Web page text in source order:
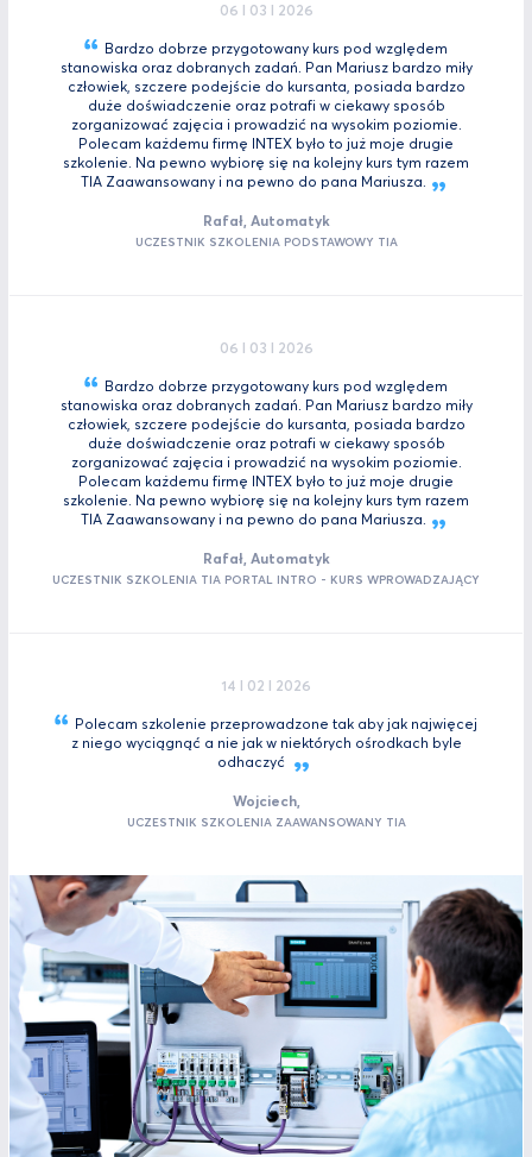
06 I 03 I 2026
Bardzo dobrze przygotowany kurs pod względem
stanowiska oraz dobranych zadań. Pan Mariusz bardzo miły
człowiek, szczere podejście do kursanta, posiada bardzo
duże doświadczenie oraz potrafi w ciekawy sposób
zorganizować zajęcia i prowadzić na wysokim poziomie.
Polecam każdemu firmę INTEX było to już moje drugie
szkolenie. Na pewno wybiorę się na kolejny kurs tym razem
TIA Zaawansowany i na pewno do pana Mariusza.
Rafał, Automatyk
UCZESTNIK SZKOLENIA PODSTAWOWY TIA
06 I 03 I 2026
Bardzo dobrze przygotowany kurs pod względem
stanowiska oraz dobranych zadań. Pan Mariusz bardzo miły
człowiek, szczere podejście do kursanta, posiada bardzo
duże doświadczenie oraz potrafi w ciekawy sposób
zorganizować zajęcia i prowadzić na wysokim poziomie.
Polecam każdemu firmę INTEX było to już moje drugie
szkolenie. Na pewno wybiorę się na kolejny kurs tym razem
TIA Zaawansowany i na pewno do pana Mariusza.
Rafał, Automatyk
UCZESTNIK SZKOLENIA TIA PORTAL INTRO - KURS WPROWADZAJĄCY
14 I 02 I 2026
Polecam szkolenie przeprowadzone tak aby jak najwięcej
z niego wyciągnąć a nie jak w niektórych ośrodkach byle
odhaczyć
Wojciech,
UCZESTNIK SZKOLENIA ZAAWANSOWANY TIA